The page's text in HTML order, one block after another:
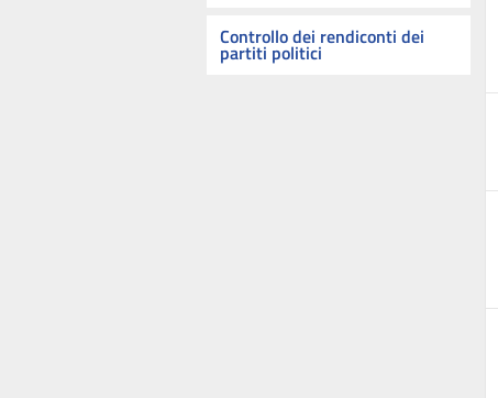
Controllo dei rendiconti dei
partiti politici